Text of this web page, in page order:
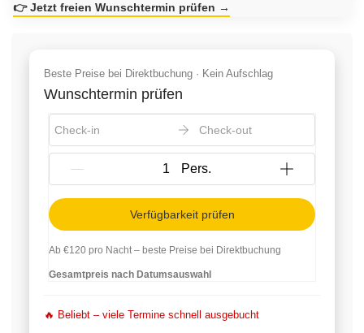
👉 Jetzt freien Wunschtermin prüfen →
Beste Preise bei Direktbuchung · Kein Aufschlag
Wunschtermin prüfen
Check-in Check-out
{{NumberOfGuests}} Pers.
Verfügbarkeit prüfen
Ab €120 pro Nacht – beste Preise bei Direktbuchung
Gesamtpreis nach Datumsauswahl
🔥 Beliebt – viele Termine schnell ausgebucht